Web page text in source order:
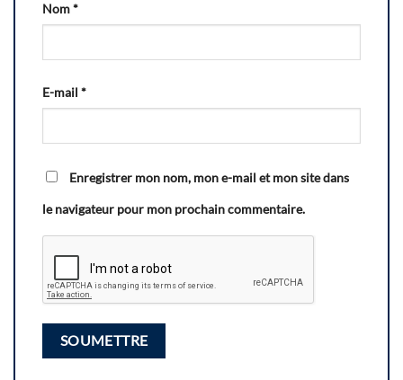
Nom*
E-mail *
Enregistrer mon nom, mon e-mail et mon site dans
le navigateur pour mon prochain commentaire.